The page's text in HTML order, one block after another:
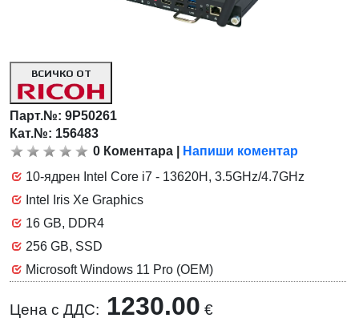
ВСИЧКО ОТ
Парт.№:9P50261
Кат.№: 156483
0 Коментара
Напиши коментар
10-ядрен Intel Core i7 - 13620H, 3.5GHz/4.7GHz
Intel Iris Xe Graphics
16 GB, DDR4
256 GB, SSD
Microsoft Windows 11 Pro (OEM)
Цена с ДДС: 1230.00 €